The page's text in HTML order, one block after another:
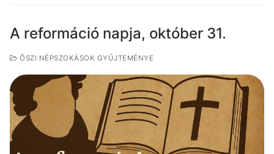
A reformáció napja, október 31.
ŐSZI NÉPSZOKÁSOK GYŰJTEMÉNYE